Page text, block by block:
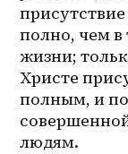
присутствие
полно, чем в
жизни;
Христе
полным, и
людям.